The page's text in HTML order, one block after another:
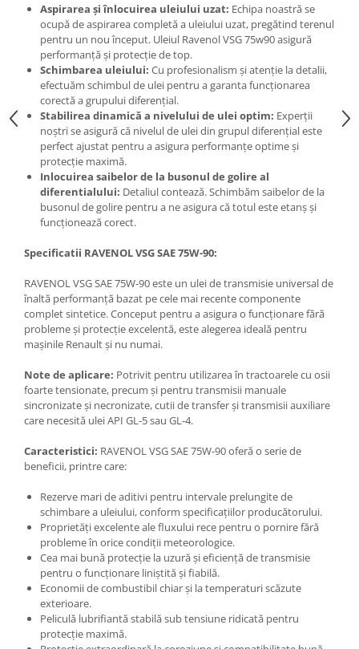
Aspirarea și înlocuirea uleiului uzat: Echipa noastră se
ocupă de aspirarea completă a uleiului uzat, pregătind terenul
pentru un nou început. Uleiul Ravenol VSG 75w90 asigură
performanță și protecție de top.
Schimbarea uleiului: Cu profesionalism și atenție la detalii,
efectuăm schimbul de ulei pentru a garanta funcționarea
corectă a grupului diferențial.
Stabilirea dinamică a nivelului de ulei optim: Experții
noștri se asigură că nivelul de ulei din grupul diferențial este
perfect ajustat pentru a asigura performanțe optime și
protecție maximă.
Inlocuirea saibelor de la busonul de golire al
diferentialului: Detaliul contează. Schimbăm saibelor de la
busonul de golire pentru a ne asigura că totul este etanș și
funcționează corect.
Specificatii RAVENOL VSG SAE 75W-90:
RAVENOL VSG SAE 75W-90 este un ulei de transmisie universal de
înaltă performanță bazat pe cele mai recente componente
complet sintetice. Conceput pentru a asigura o funcționare fără
probleme și protecție excelentă, este alegerea ideală pentru
mașinile Renault și nu numai.
Note de aplicare: Potrivit pentru utilizarea în tractoarele cu osii
foarte tensionate, precum și pentru transmisii manuale
sincronizate și necronizate, cutii de transfer și transmisii auxiliare
care necesită ulei API GL-5 sau GL-4.
Caracteristici: RAVENOL VSG SAE 75W-90 oferă o serie de
beneficii, printre care:
Rezerve mari de aditivi pentru intervale prelungite de
schimbare a uleiului, conform specificațiilor producătorului.
Proprietăți excelente ale fluxului rece pentru o pornire fără
probleme în orice condiții meteorologice.
Cea mai bună protecție la uzură și eficiență de transmisie
pentru o funcționare liniștită și fiabilă.
Economii de combustibil chiar și la temperaturi scăzute
exterioare.
Peliculă lubrifiantă stabilă sub tensiune ridicată pentru
protecție maximă.